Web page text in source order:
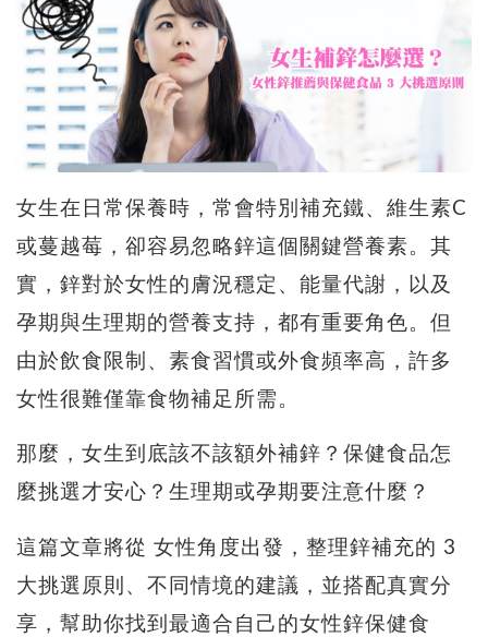
女生在日常保養時，常會特別補充鐵、維生素C
或蔓越莓，卻容易忽略鋅這個關鍵營養素。其
實，鋅對於女性的膚況穩定、能量代謝，以及
孕期與生理期的營養支持，都有重要角色。但
由於飲食限制、素食習慣或外食頻率高，許多
女性很難僅靠食物補足所需。
那麼，女生到底該不該額外補鋅？保健食品怎
麼挑選才安心？生理期或孕期要注意什麼？
這篇文章將從 女性角度出發，整理鋅補充的 3
大挑選原則、不同情境的建議，並搭配真實分
享，幫助你找到最適合自己的女性鋅保健食